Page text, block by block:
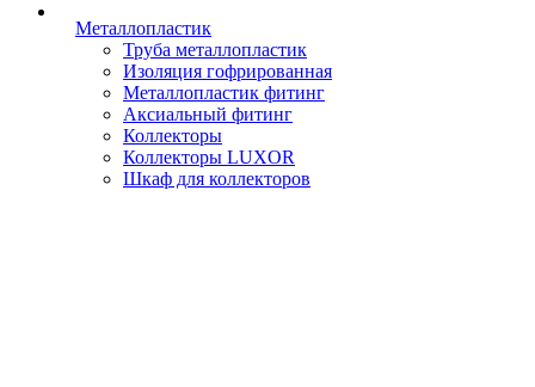
Металлопластик
Труба металлопластик
Изоляция гофрированная
Металлопластик фитинг
Аксиальный фитинг
Коллекторы
Коллекторы LUXOR
Шкаф для коллекторов